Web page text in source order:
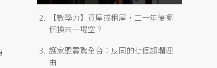
【數學力】買屋或租屋，二十年後哪
個換來一場空？
護家盟震驚全台：反同的七個超爛理
由